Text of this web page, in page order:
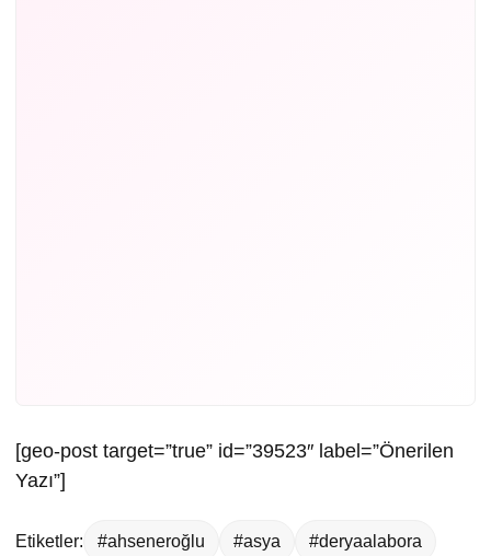
[geo-post target=”true” id=”39523″ label=”Önerilen
Yazı”]
Etiketler: #ahseneroğlu #asya #deryaalabora